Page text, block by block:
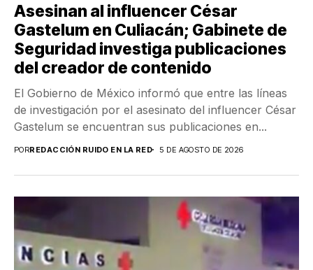
Asesinan al influencer César
Gastelum en Culiacán; Gabinete de
Seguridad investiga publicaciones
del creador de contenido
El Gobierno de México informó que entre las líneas
de investigación por el asesinato del influencer César
Gastelum se encuentran sus publicaciones en...
PORREDACCIÓN RUIDO EN LA RED 5 DE AGOSTO DE 2026